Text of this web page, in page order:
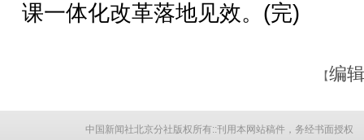
课一体化改革落地见效。(完)
【编
中国新闻社北京分社版权所有::刊用本网站稿件，务经书面授权